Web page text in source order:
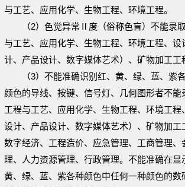
与工艺、应用化学、生物工程、环境工程。
（2）色觉异常Ⅱ度（俗称色盲）不能录
与工艺、应用化学、生物工程、环境工程、设
计、产品设计、数字媒体艺术）、矿物加工工
（3）不能准确识别红、黄、绿、蓝、紫
颜色的导线、按键、信号灯、几何图形者不能
工程与工艺、应用化学、生物工程、环境工程
设计、产品设计、数字媒体艺术）、矿物加工
数字经济、工程造价、应急管理、工商管理、
理、人力资源管理、行政管理。不能准确在显
黄、绿、蓝、紫各种颜色中任何一种颜色的数